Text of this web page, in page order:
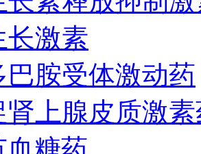
长激素
巴胺受体激动药
肾上腺皮质激